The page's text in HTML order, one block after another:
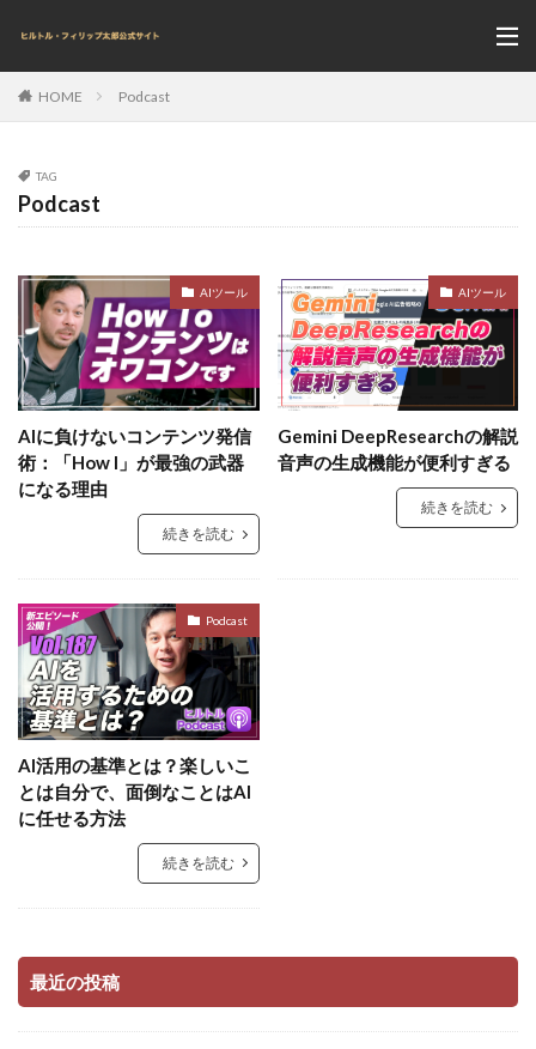
HOME Podcast
TAG
Podcast
AIツール
AIに負けないコンテンツ発信
術：「How I」が最強の武器
になる理由
続きを読む
AIツール
Gemini DeepResearchの解説
音声の生成機能が便利すぎる
続きを読む
Podcast
AI活用の基準とは？楽しいこ
とは自分で、面倒なことはAI
に任せる方法
続きを読む
最近の投稿